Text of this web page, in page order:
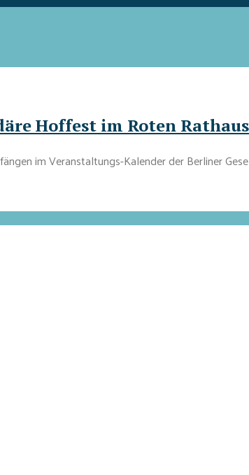
Hoffest im Roten Rathaus
im Veranstaltungs-Kalender der Berliner